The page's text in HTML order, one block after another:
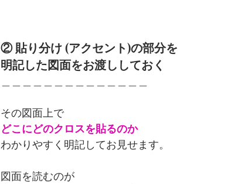
② 貼り分け (アクセント)の部分を
明記した図面をお渡ししておく
その図面上で
どこにどのクロスを貼るのか
わかりやすく明記してお見せます。
図面を読むのが